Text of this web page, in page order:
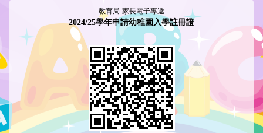
教育局-家長電子專遞
2024/25學年申請幼稚園入學註冊證